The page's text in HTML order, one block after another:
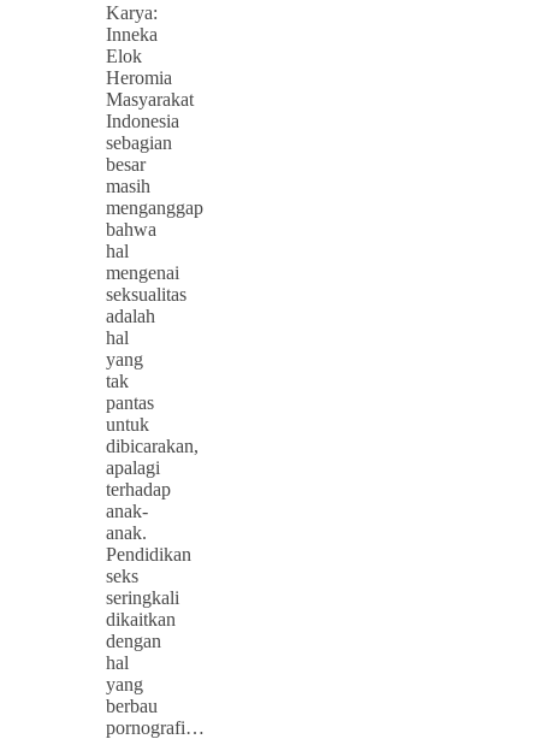
Karya:
Inneka
Elok
Heromia
Masyarakat
Indonesia
sebagian
besar
masih
menganggap
bahwa
hal
mengenai
seksualitas
adalah
hal
yang
tak
pantas
untuk
dibicarakan,
apalagi
terhadap
anak-
anak.
Pendidikan
seks
seringkali
dikaitkan
dengan
hal
yang
berbau
pornografi…